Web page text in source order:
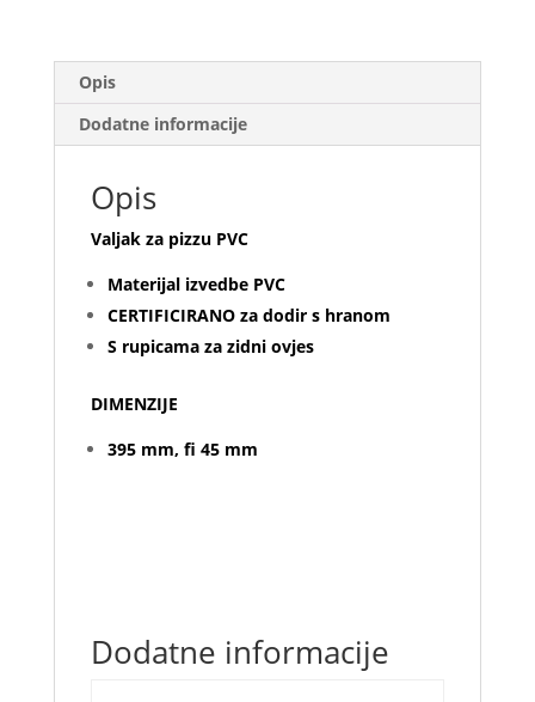
Opis
Dodatne informacije
Opis
Valjak za pizzu PVC
Materijal izvedbe PVC
CERTIFICIRANO za dodir s hranom
S rupicama za zidni ovjes
DIMENZIJE
395 mm, fi 45 mm
Dodatne informacije